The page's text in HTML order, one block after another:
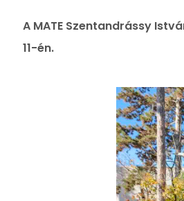
A MATE Szentandrássy
11-én.